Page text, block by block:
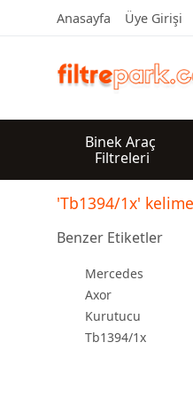
Anasayfa Üye Girişi
Binek Araç
Filtreleri
'Tb1394/1x'
Benzer Etiketler
Mercedes
Axor
Kurutucu
Tb1394/1x